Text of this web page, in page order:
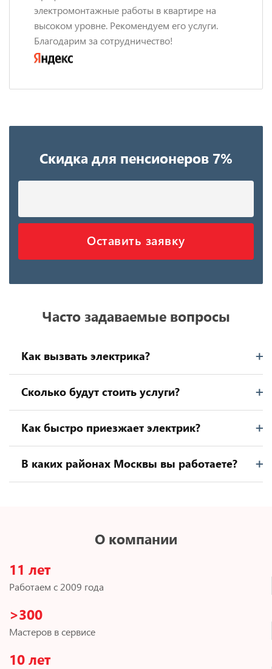
электромонтажные работы в квартире на
высоком уровне. Рекомендуем его услуги.
Благодарим за сотрудничество!
Скидка для пенсионеров 7%
Оставить заявку
Часто задаваемые вопросы
Как вызвать электрика?
Сколько будут стоить услуги?
Как быстро приезжает электрик?
В каких районах Москвы вы работаете?
О компании
11 лет
Работаем с 2009 года
>300
Мастеров в сервисе
10 лет